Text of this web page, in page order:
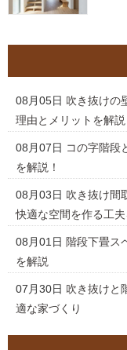
08月05日 吹き抜けの
理由とメリットを解説
08月07日 コの字階段
を解説！
08月03日 吹き抜け間
快適な空間を作る工夫
08月01日 階段下畳ス
を解説
07月30日 吹き抜けと
適な家づくり